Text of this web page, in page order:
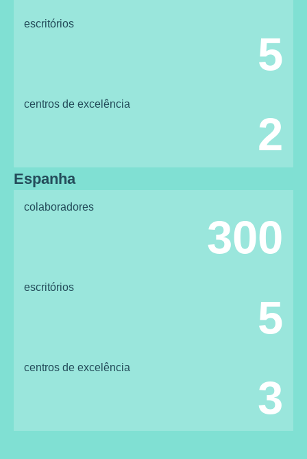
escritórios
5
centros de excelência
2
Espanha
colaboradores
300
escritórios
5
centros de excelência
3